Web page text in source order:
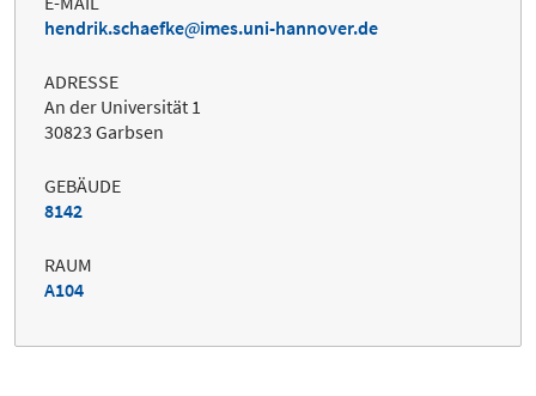
hendrik.schaefke
imes.uni-hannover.de
ADRESSE
An der Universität 1
30823 Garbsen
GEBÄUDE
8142
RAUM
A104